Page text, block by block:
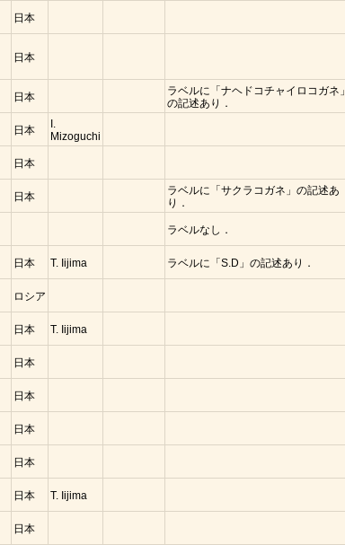
日本
日本
日本
ラベルに「ナヘドコチャイロコガネ」
の記述あり．
日本
I.
Mizoguchi
日本
日本
ラベルに「サクラコガネ」の記述あ
り．
ラベルなし．
日本 T. Iijima ラベルに「S.D」の記述あり．
ロシア
日本 T. Iijima
日本
日本
日本
日本
日本 T. Iijima
日本